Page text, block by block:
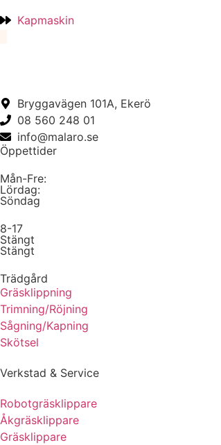
Kapmaskin
Bryggavägen 101A, Ekerö
08 560 248 01
info@malaro.se
Öppettider
Mån-Fre:
Lördag:
Söndag
8-17
Stängt
Stängt
Trädgård
Gräsklippning
Trimning/Röjning
Sågning/Kapning
Skötsel
Verkstad & Service
Robotgräsklippare
Åkgräsklippare
Gräsklippare